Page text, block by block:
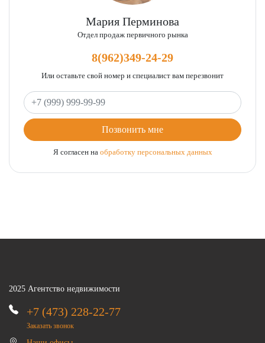
Мария Перминова
Отдел продаж первичного рынка
8(962)349-24-29
Или оставьте свой номер и специалист вам перезвонит
Позвонить мне
Я согласен на обработку персональных данных
2025 Агентство недвижимости
+7 (473) 228-22-77
Заказать звонок